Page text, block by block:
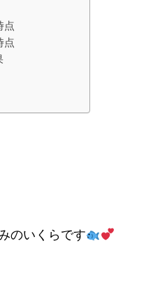
点
点
のいくらです